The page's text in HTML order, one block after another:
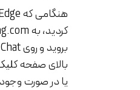
هنگامی که Edge را باز
کردید، به Bing.com
بروید و روی Chat در
بالای صفحه کلیک کنید
یا در صورت وجود، روی